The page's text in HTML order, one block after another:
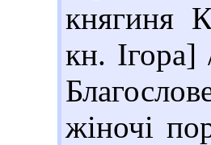
княгиня
кн.
жіночі